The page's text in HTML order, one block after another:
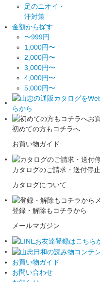
足のニオイ・
汗対策
金額から探す
〜999円
1,000円〜
2,000円〜
3,000円〜
4,000円〜
5,000円〜
初めての方もコチラへ
お買い物ガイド
カタログのご請求・送付停止
カタログについて
登録・解除もコチラから
メールマガジン
お買い物ガイド
お問い合わせ